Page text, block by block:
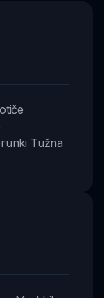
Tužna